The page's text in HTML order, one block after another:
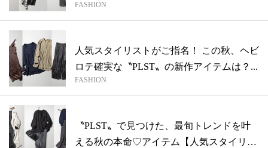
ス...
FASHION
人気スタイリストがご指名！ この秋、ヘビ
ロテ確実な〝PLST〟の新作アイテムは？...
FASHION
〝PLST〟で見つけた、最旬トレンドを叶
える秋の本命♡アイテム【人気スタイリス